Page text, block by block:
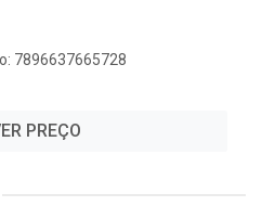
7896637665728
PREÇO